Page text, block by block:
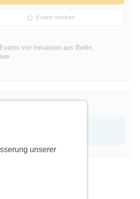
unserer
Event merken
von Initiatoren aus Berlin,